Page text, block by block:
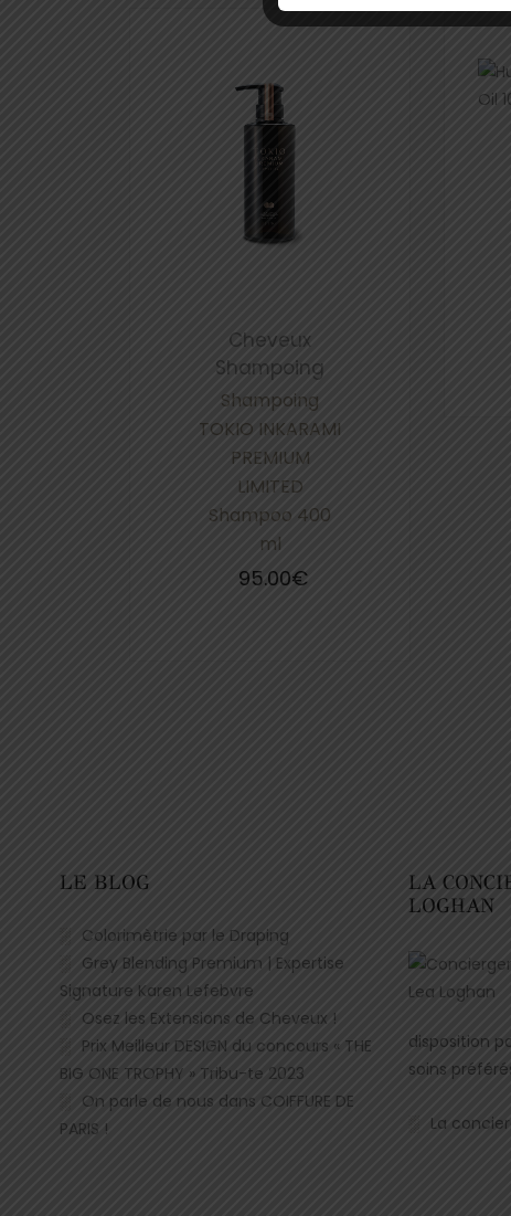
Cheveux
Shampoing
Shampoing
TOKIO INKARAMI
PREMIUM
LIMITED
Shampoo 400
ml
95.00€
LE BLOG
Colorimètrie par le Draping
Grey Blending Premium | Expertise
Signature Karen Lefebvre
Osez les Extensions de Cheveux !
Prix Meilleur DESIGN du concours « THE
BIG ONE TROPHY » Tribu-te 2023
On parle de nous dans COIFFURE DE
PARIS !
LA
LOGHAN
disposition
soins
La